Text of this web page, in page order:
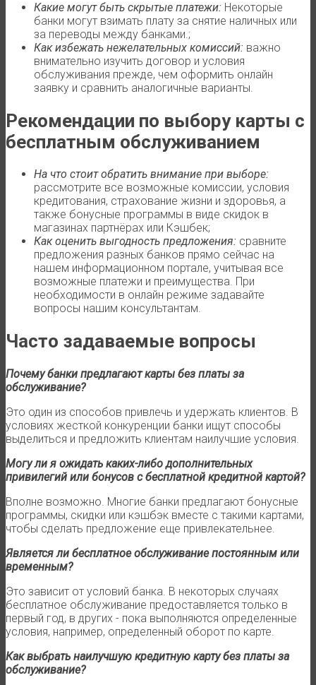
Какие могут быть скрытые платежи: Некоторые
банки могут взимать плату за снятие наличных или
за переводы между банками.;
Как избежать нежелательных комиссий: важно
внимательно изучить договор и условия
обслуживания прежде, чем оформить онлайн
заявку и сравнить аналогичные варианты.
Рекомендации по выбору карты с
бесплатным обслуживанием
На что стоит обратить внимание при выборе:
рассмотрите все возможные комиссии, условия
кредитования, страхование жизни и здоровья, а
также бонусные программы в виде скидок в
магазинах партнёрах или Кэшбек;
Как оценить выгодность предложения: сравните
предложения разных банков прямо сейчас на
нашем информационном портале, учитывая все
возможные платежи и преимущества. При
необходимости в онлайн режиме задавайте
вопросы нашим консультантам.
Часто задаваемые вопросы
Почему банки предлагают карты без платы за
обслуживание?
Это один из способов привлечь и удержать клиентов. В
условиях жесткой конкуренции банки ищут способы
выделиться и предложить клиентам наилучшие условия.
Могу ли я ожидать каких-либо дополнительных
привилегий или бонусов с бесплатной кредитной картой?
Вполне возможно. Многие банки предлагают бонусные
программы, скидки или кэшбэк вместе с такими картами,
чтобы сделать предложение еще привлекательнее.
Является ли бесплатное обслуживание постоянным или
временным?
Это зависит от условий банка. В некоторых случаях
бесплатное обслуживание предоставляется только в
первый год, в других - пока выполняются определенные
условия, например, определенный оборот по карте.
Как выбрать наилучшую кредитную карту без платы за
обслуживание?